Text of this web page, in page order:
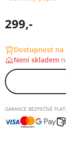
299,-
Dostupnost na
Není skladem
GARANCE BEZPEČNÉ